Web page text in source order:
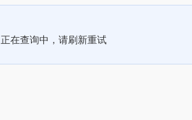
正在查询中，请刷新重试